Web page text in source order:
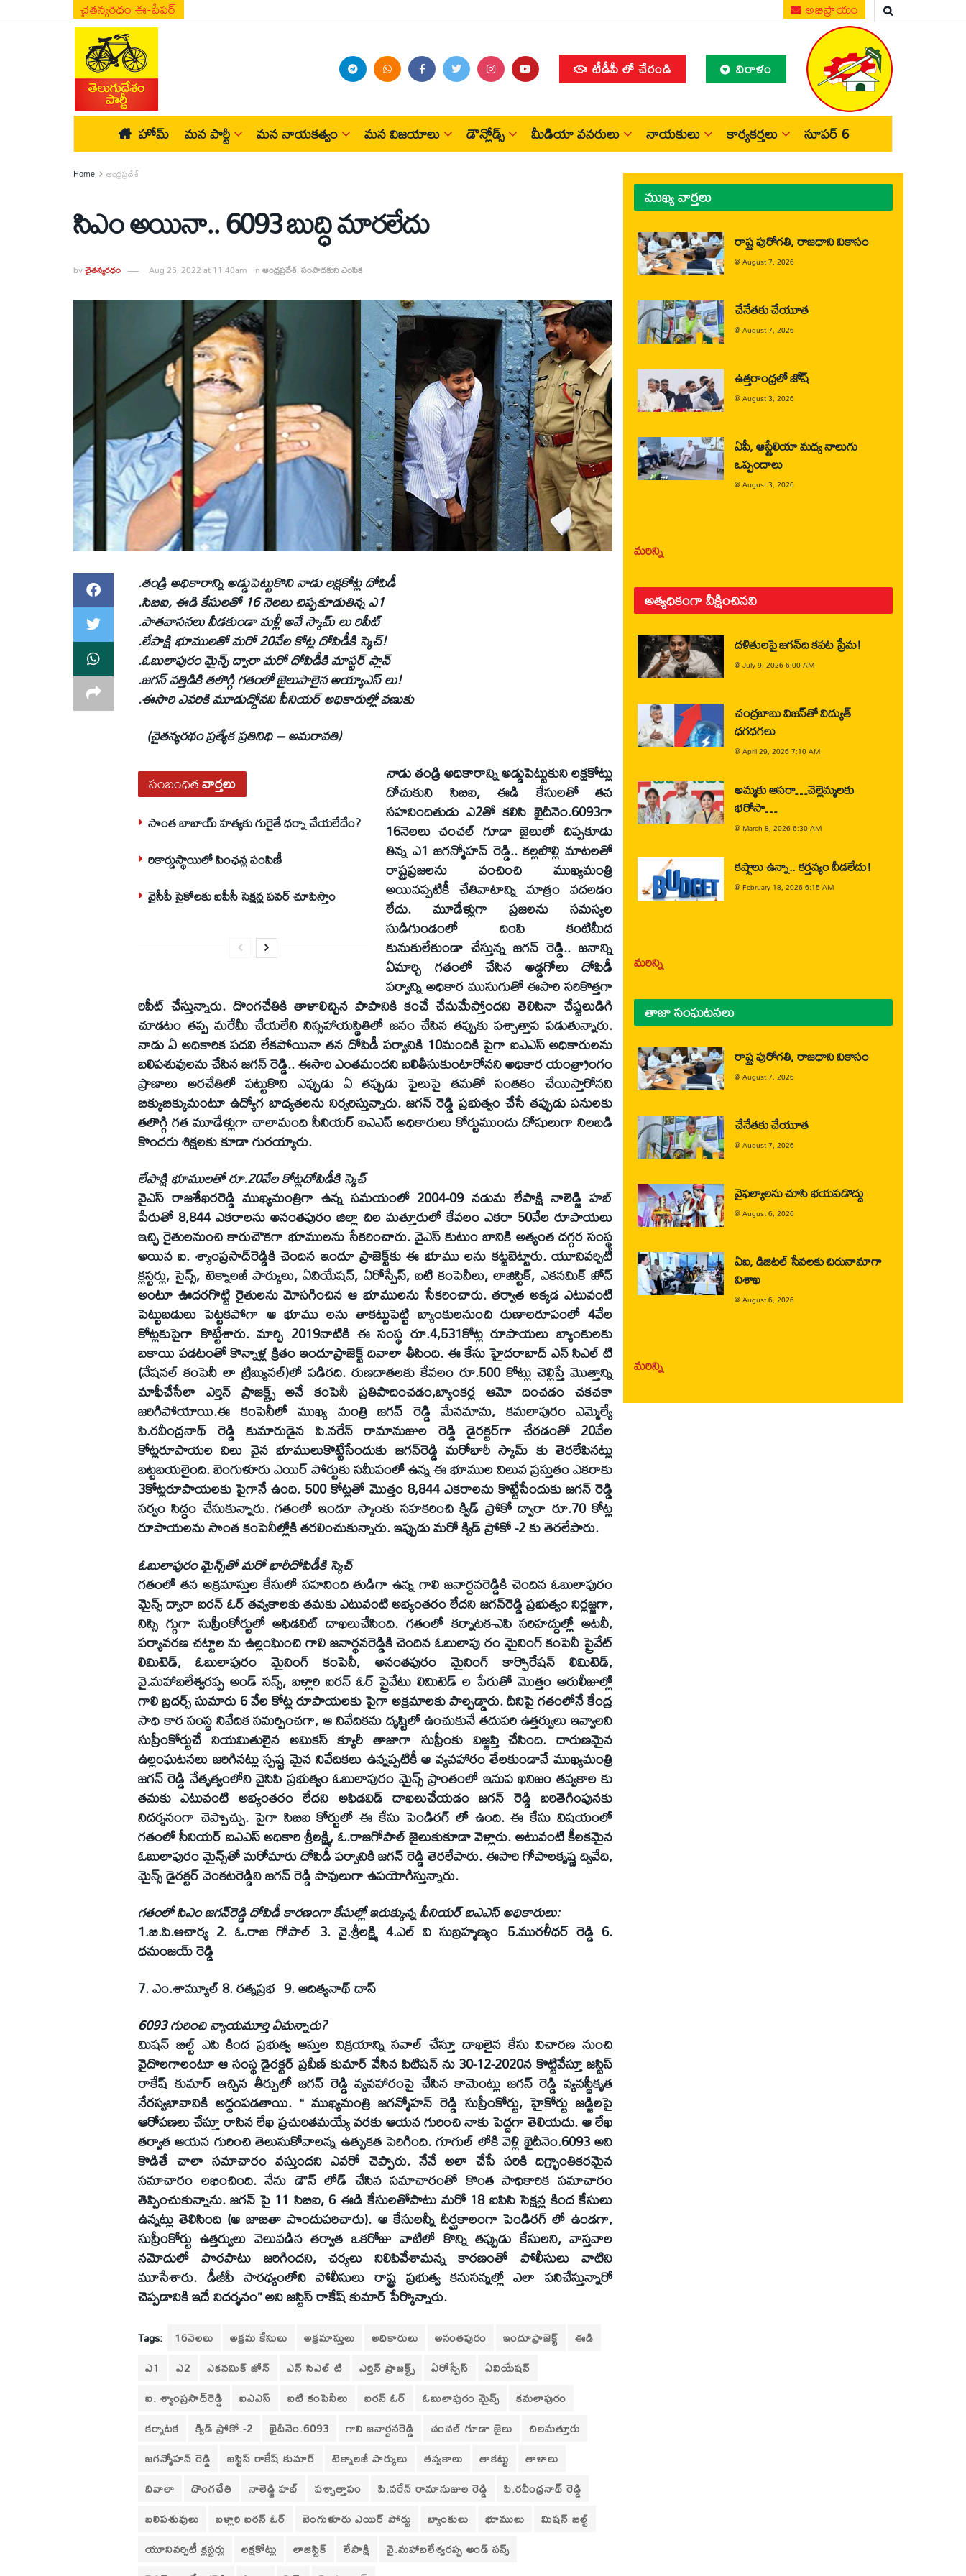
చైతన్యరధం ఈ-పేపర్ అభిప్రాయం
టీడీపీ లో చేరండి విరాళం
హోమ్ మన పార్టీ మన నాయకత్వం మన విజయాలు డౌన్లోడ్స్ మీడియా వనరులు నాయకులు కార్యకర్తలు సూపర్ 6
Home ఆంధ్రప్రదేశ్
సిఎం అయినా.. 6093 బుద్ధి మారలేదు
byచైతన్యరధం Aug 25, 2022 at 11:40am inఆంధ్రప్రదేశ్,సంపాదకుని ఎంపిక
.తండ్రి అధికారాన్ని అడ్డుపెట్టుకొని నాడు లక్షకోట్ల దోపిడీ
.సిబిఐ, ఈడి కేసులతో 16 నెలలు చిప్పకూడుతిన్న ఎ1
.పాతవాసనలు వీడకుండా మళ్లీ అవే స్కామ్‌ లు రిపీట్‌
.లేపాక్షి భూములతో మరో 20వేల కోట్ల దోపిడీకి స్కెచ్‌!
.ఓబులాపురం మైన్స్‌ ద్వారా మరో దోపిడీకి మాస్టర్‌ ప్లాన్‌
.జగన్‌ వత్తిడికి తలొగ్గి గతంలో జైలుపాలైన అయ్యాఎస్‌ లు!
.ఈసారి ఎవరికి మూడుద్దోనని సీనియర్‌ అధికారుల్లో వణుకు
(చైతన్యరథం ప్రత్యేక ప్రతినిధి – అమరావతి)
సంబంధితవార్తలు
సొంత బాబాయ్‌ హత్యకు గురైతే ధర్నా చేయలేదేం?
రికార్డుస్థాయిలో పింఛన్ల పంపిణీ
వైసీపీ సైకోలకు ఐపీసీ సెక్షన్ల పవర్‌ చూపిస్తాం
నాడు తండ్రి అధికారాన్ని అడ్డుపెట్టుకుని లక్షకోట్లు
దోచుకుని సిబిఐ, ఈడి కేసులతో తన
సహనిందితుడు ఎ2తో కలిసి ఖైదీనెం.6093గా
16నెలలు చంచల్‌ గూడా జైలులో చిప్పకూడు
తిన్న ఎ1 జగన్మోహన్‌ రెడ్డి.. కల్లబొల్లి మాటలతో
రాష్ట్రప్రజలను వంచించి ముఖ్యమంత్రి
అయినప్పటికీ చేతివాటాన్ని మాత్రం వదలడం
లేదు. మూడేళ్లుగా ప్రజలను సమస్యల
సుడిగుండంలో దింపి కంటిమీద
కునుకులేకుండా చేస్తున్న జగన్‌ రెడ్డి.. జనాన్ని
ఏమార్చి గతంలో చేసిన అడ్డగోలు దోపిడీ
పర్వాన్ని అధికార ముసుగుతో ఈసారి సరికొత్తగా
రిపీట్‌ చేస్తున్నారు. దొంగచేతికి తాళాలిచ్చిన పాపానికి కంచే చేనుమేస్తోందని తెలిసినా చేష్టలుడిగి
చూడటం తప్ప మరేమీ చేయలేని నిస్సహాయస్థితిలో జనం చేసిన తప్పుకు పశ్చాత్తాప పడుతున్నారు.
నాడు ఏ అధికారిక పదవి లేకపోయినా తన దోపిడీ పర్వానికి 10మందికి పైగా ఐఎఎస్‌ అధికారులను
బలిపశువులను చేసిన జగన్‌ రెడ్డి.. ఈసారి ఎంతమందని బలితీసుకుంటారోనని అధికార యంత్ర్రాంగం
ప్రాణాలు అరచేతిలో పట్టుకొని ఎప్పుడు ఏ తప్పుడు ఫైలుపై తమతో సంతకం చేయిస్తారోనని
బిక్కుబిక్కుమంటూ ఉద్యోగ బాధ్యతలను నిర్వరిస్తున్నారు. జగన్‌ రెడ్డి ప్రభుత్వం చేసే తప్పుడు పనులకు
తలొగ్గి గత మూడేళ్లుగా చాలామంది సీనియర్‌ ఐఎఎస్‌ అధికారులు కోర్టుముందు దోషులుగా నిలబడి
కొందరు శిక్షలకు కూడా గురయ్యారు.
లేపాక్షి భూములతో రూ.20వేల కోట్లదోపిడీకి స్కెచ్‌
వైఎస్‌ రాజశేఖరరెడ్డి ముఖ్యమంత్రిగా ఉన్న సమయంలో 2004-09 నడుమ లేపాక్షి నాలెడ్జి హబ్‌
పేరుతో 8,844 ఎకరాలను అనంతపురం జిల్లా చిల మత్తూరులో కేవలం ఎకరా 50వేల రూపాయలు
ఇచ్చి రైతులనుంచి కారుచౌకగా భూములను సేకరించారు. వైఎస్‌ కుటుం బానికి అత్యంత దగ్గర సంస్థ
అయిన ఐ. శ్యాంప్రసాద్‌రెడ్డికి చెందిన ఇందూ ప్రాజెక్ట్‌కు ఈ భూము లను కట్టబెట్టారు. యూనివర్సిటీ
క్లస్టర్లు, సైన్స్‌, టెక్నాలజీ పార్కులు, ఏవియేషన్‌, ఏరోస్పేస్‌, ఐటి కంపెనీలు, లాజిస్టిక్‌, ఎకనమిక్‌ జోన్‌
అంటూ ఊదరగొట్టి రైతులను మోసగించిన ఆ భూములను సేకరించారు. తర్వాత అక్కడ ఎటువంటి
పెట్టుబడులు పెట్టకపోగా ఆ భూము లను తాకట్టుపెట్టి బ్యాంకులనుంచి రుణాలరూపంలో 4వేల
కోట్లకుపైగా కొట్టేశారు. మార్చి 2019నాటికి ఈ సంస్థ రూ.4,531కోట్ల రూపాయలు బ్యాంకులకు
బకాయి పడటంతో కొన్నాళ్ల క్రితం ఇందూప్రాజెక్ట్‌ దివాలా తీసింది. ఈ కేసు హైదరాబాద్‌ ఎన్‌ సిఎల్‌ టి
(నేషనల్‌ కంపెనీ లా ట్రిబ్యునల్‌)లో పడిరది. రుణదాతలకు కేవలం రూ.500 కోట్లు చెల్లిస్తే మొత్తాన్ని
మాఫీచేసేలా ఎర్తిన్‌ ప్రాజక్ట్స్‌ అనే కంపెనీ ప్రతిపాదించడం,బ్యాంకర్ల ఆమో దించడం చకచకా
జరిగిపోయాయి.ఈ కంపెనీలో ముఖ్య మంత్రి జగన్‌ రెడ్డి మేనమామ, కమలాపురం ఎమ్మెల్యే
పి.రవీంద్రనాథ్‌ రెడ్డి కుమారుడైన పి.నరేన్‌ రామానుజుల రెడ్డి డైరక్టర్‌గా చేరడంతో 20వేల
కోట్లరూపాయల విలు వైన భూములుకొట్టేసేందుకు జగన్‌రెడ్డి మరోభారీ స్కామ్‌ కు తెరలేపినట్లు
బట్టబయలైంది. బెంగుళూరు ఎయిర్‌ పోర్టుకు సమీపంలో ఉన్న ఈ భూముల విలువ ప్రస్తుతం ఎకరాకు
3కోట్లరూపాయలకు పైగానే ఉంది. 500 కోట్లతో మొత్తం 8,844 ఎకరాలను కొట్టేసేందుకు జగన్‌ రెడ్డి
సర్వం సిద్ధం చేసుకున్నారు. గతంలో ఇందూ స్కాంకు సహకరించి క్విడ్‌ ప్రోకో ద్వారా రూ.70 కోట్ల
రూపాయలను సొంత కంపెనీల్లోకి తరలించుకున్నారు. ఇప్పుడు మరో క్విడ్‌ ప్రోకో -2 కు తెరలేపారు.
ఓబులాపురం మైన్స్‌తో మరో భారీదోపిడీకి స్కెచ్‌
గతంలో తన అక్రమాస్తుల కేసులో సహనింది తుడిగా ఉన్న గాలి జనార్దనరెడ్డికి చెందిన ఓబులాపురం
మైన్స్‌ ద్వారా ఐరన్‌ ఓర్‌ తవ్వకాలకు తమకు ఎటువంటి అభ్యంతరం లేదని జగన్‌రెడ్డి ప్రభుత్వం నిర్లజ్జగా,
నిస్సి గ్గుగా సుప్రీంకోర్టులో అఫిడవిట్‌ దాఖలుచేసింది. గతంలో కర్నాటక-ఎపి సరిహద్దుల్లో అటవీ,
పర్యావరణ చట్టాల ను ఉల్లంఘించి గాలి జనార్థనరెడ్డికి చెందిన ఓబులాపు రం మైనింగ్‌ కంపెనీ ప్రైవేట్‌
లిమిటెడ్‌, ఓబులాపురం మైనింగ్‌ కంపెనీ, అనంతపురం మైనింగ్‌ కార్పొరేషన్‌ లిమిటెడ్‌,
వై.మహాబలేశ్వరప్ప అండ్‌ సన్స్‌, బళ్లారి ఐరన్‌ ఓర్‌ ప్రైవేటు లిమిటెడ్‌ ల పేరుతో మొత్తం ఆరులీజుల్లో
గాలి బ్రదర్స్‌ సుమారు 6 వేల కోట్ల రూపాయలకు పైగా అక్రమాలకు పాల్పడ్డారు. దీనిపై గతంలోనే కేంద్ర
సాధి కార సంస్థ నివేదిక సమర్పించగా, ఆ నివేదికను దృష్టిలో ఉంచుకునే తదుపరి ఉత్తర్వులు ఇవ్వాలని
సుప్రీంకోర్టుచే నియమితులైన అమికస్‌ క్యూరీ తాజాగా సుఫ్రీంకు విజ్జప్తి చేసింది. దారుణమైన
ఉల్లంఘటనలు జరిగినట్లు స్పష్ట మైన నివేదికలు ఉన్నప్పటికీ ఆ వ్యవహారం తేలకుండానే ముఖ్యమంత్రి
జగన్‌ రెడ్డి నేతృత్వంలోని వైసిపి ప్రభుత్వం ఓబులాపురం మైన్స్‌ ప్రాంతంలో ఇనుప ఖనిజం తవ్వకాల కు
తమకు ఎటువంటి అభ్యంతరం లేదని అఫిడవిడ్‌ దాఖలుచేయడం జగన్‌ రెడ్డి బరితెగింపునకు
నిదర్శనంగా చెప్పొచ్చు. పైగా సిబిఐ కోర్టులో ఈ కేసు పెండిరగ్‌ లో ఉంది. ఈ కేసు విషయంలో
గతంలో సీనియర్‌ ఐఎఎస్‌ అధికారి శ్రీలక్ష్మి, ఓ.రాజగోపాల్‌ జైలుకుకూడా వెళ్లారు. అటువంటి కీలకమైన
ఓబులాపురం మైన్స్‌తో మరోమారు దోపిడీ పర్వానికి జగన్‌ రెడ్డి తెరలేపారు. ఈసారి గోపాలకృష్ణ ద్వివేది,
మైన్స్‌ డైరక్టర్‌ వెంకటరెడ్డిని జగన్‌ రెడ్డి పావులుగా ఉపయోగిస్తున్నారు.
గతంలో సిఎం జగన్‌రెడ్డి దోపిడీ కారణంగా కేసుల్లో ఇరుక్కున్న సీనియర్‌ ఐఎఎస్‌ అధికారులు:
1.బి.పి.ఆచార్య 2. ఓ.రాజ గోపాల్‌ 3. వై.శ్రీలక్ష్మి 4.ఎల్‌ వి సుబ్రహ్మణ్యం 5.మురళీధర్‌ రెడ్డి 6.
ధనుంజయ్‌ రెడ్డి
7. ఎం.శామ్యూల్‌ 8. రత్నప్రభ 9. ఆదిత్యనాథ్‌ దాస్‌
6093 గురించి న్యాయమూర్తి ఏమన్నారు?
మిషన్‌ బిల్ట్‌ ఎపి కింద ప్రభుత్వ ఆస్తుల విక్రయాన్ని సవాల్‌ చేస్తూ దాఖలైన కేసు విచారణ నుంచి
వైదొలగాలంటూ ఆ సంస్థ డైరక్టర్‌ ప్రవీణ్‌ కుమార్‌ వేసిన పిటిషన్‌ ను 30-12-2020న కొట్టివేస్తూ జస్టిస్‌
రాకేష్‌ కుమార్‌ ఇచ్చిన తీర్పులో జగన్‌ రెడ్డి వ్యవహారంపై చేసిన కామెంట్లు జగన్‌ రెడ్డి వ్యవస్థీకృత
నేరస్వభావానికి అద్దంపడతాయి. ‘‘ ముఖ్యమంత్రి జగన్మోహన్‌ రెడ్డి సుప్రీంకోర్టు, హైకోర్టు జడ్జిలపై
ఆరోపణలు చేస్తూ రాసిన లేఖ ప్రచురితమయ్యే వరకు ఆయన గురించి నాకు పెద్దగా తెలియదు. ఆ లేఖ
తర్వాత ఆయన గురించి తెలుసుకోవాలన్న ఉత్సుకత పెరిగింది. గూగుల్‌ లోకి వెళ్లి ఖైదీనెం.6093 అని
కొడితే చాలా సమాచారం వస్తుందని ఎవరో చెప్పారు. నేనే అలా చేసే సరికి దిగ్భ్రాంతికరమైన
సమాచారం లభించింది. నేను డౌన్‌ లోడ్‌ చేసిన సమాచారంతో కొంత సాధికారిక సమాచారం
తెప్పించుకున్నాను. జగన్‌ పై 11 సిబిఐ, 6 ఈడి కేసులతోపాటు మరో 18 ఐపిసి సెక్షన్ల కింద కేసులు
ఉన్నట్లు తెలిసింది (ఆ జాబితా పొందుపరిచారు). ఆ కేసులన్నీ దీర్ఘకాలంగా పెండిరగ్‌ లో ఉండగా,
సుప్రీంకోర్టు ఉత్తర్వులు వెలువడిన తర్వాత ఒకరోజు వాటిలో కొన్ని తప్పుడు కేసులని, వాస్తవాల
నమోదులో పొరపాటు జరిగిందని, చర్యలు నిలిపివేశామన్న కారణంతో పోలీసులు వాటిని
మూసేశారు. డీజీపీ సారధ్యంలోని పోలీసులు రాష్ట్ర ప్రభుత్వ కనుసన్నల్లో ఎలా పనిచేస్తున్నారో
చెప్పడానికి ఇదే నిదర్శనం’’ అని జస్టిస్‌ రాకేష్‌ కుమార్‌ పేర్కొన్నారు.
Tags: 16నెలలు అక్రమ కేసులు అక్రమాస్తులు అధికారులు అనంతపురం ఇందూప్రాజెక్ట్‌
ఈడి
ఎ1
ఎ2 ఎకనమిక్‌ జోన్‌ ఎన్‌ సిఎల్‌ టి ఎర్తిన్‌ ప్రాజక్ట్స్‌ ఏరోస్పేస్‌
ఏవియేషన్‌
ఐ. శ్యాంప్రసాద్‌రెడ్డి
ఐఎఎస్‌ ఐటి కంపెనీలు ఐరన్‌ ఓర్‌ ఓబులాపురం మైన్స్‌
కమలాపురం
కర్నాటక
క్విడ్‌ ప్రోకో -2 ఖైదీనెం.6093 గాలి జనార్దనరెడ్డి చంచల్‌ గూడా జైలు
చిలమత్తూరు
జగన్మోహన్ రెడ్డి
జస్టిస్‌ రాకేష్‌ కుమార్‌ టెక్నాలజీ పార్కులు తవ్వకాలు తాకట్టు
తాళాలు
దివాలా
దొంగచేతి నాలెడ్జి హబ్‌ పశ్చాత్తాపం పి.నరేన్‌ రామానుజుల రెడ్డి
పి.రవీంద్రనాథ్‌ రెడ్డి
బలిపశువులు
బళ్లారి ఐరన్‌ ఓర్‌ బెంగుళూరు ఎయిర్‌ పోర్టు బ్యాంకులు భూములు
మిషన్‌ బిల్ట్‌
యూనివర్సిటీ క్లస్టర్లు
లక్షకోట్లు లాజిస్టిక్‌ లేపాక్షి
వై.మహాబలేశ్వరప్ప అండ్‌ సన్స్‌
ముఖ్య వార్తలు
రాష్ట్ర పురోగతి, రాజధాని వికాసం
@August 7, 2026
చేనేతకు చేయూత
@August 7, 2026
ఉత్తరాంధ్రలో జోష్
@August 3, 2026
ఏపీ, ఆస్ట్రేలియా మధ్య నాలుగు
ఒప్పందాలు
@August 3, 2026
మరిన్ని
అత్యధికంగా వీక్షించినవి
దళితులపై జగన్‌ది కపట ప్రేమ!
@July 9, 2026 6:00 AM
చంద్రబాబు విజన్‌తో విద్యుత్
ధగధగలు
@April 29, 2026 7:10 AM
అమ్మకు ఆసరా…చెల్లెమ్మలకు
భరోసా…
@ March 8, 2026 6:30 AM
కష్టాలు ఉన్నా.. కర్తవ్యం వీడలేదు!
@February 18, 2026 6:15 AM
మరిన్ని
తాజా సంఘటనలు
రాష్ట్ర పురోగతి, రాజధాని వికాసం
@August 7, 2026
చేనేతకు చేయూత
@August 7, 2026
వైఫల్యాలను చూసి భయపడొద్దు
@August 6, 2026
ఏఐ, డిజిటల్ సేవలకు చిరునామాగా
విశాఖ
@August 6, 2026
మరిన్ని